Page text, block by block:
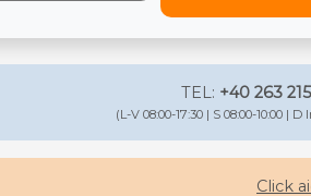
TEL: +40 263
(L-V 08:00-17:30 | S 08:00-10:00 | D
Click